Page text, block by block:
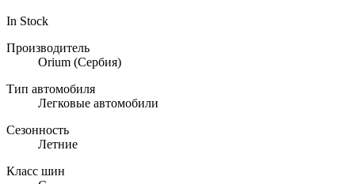
In Stock
Производитель
Orium (Сербия)
Тип автомобиля
Легковые автомобили
Сезонность
Летние
Класс шин